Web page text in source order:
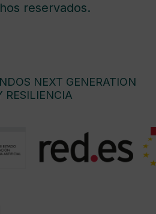
reservados.
NEXT GENERATION
RESILIENCIA